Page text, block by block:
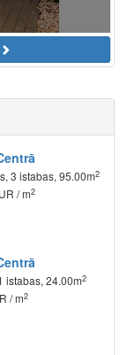
3 istabas, 95.00m2
/ m2
istabas, 24.00m2
/ m2